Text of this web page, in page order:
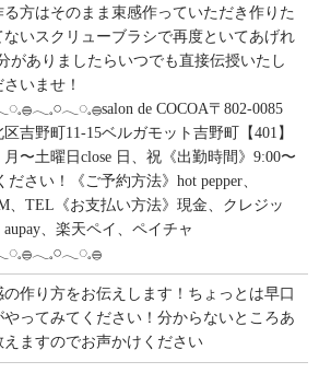
方はそのまま束感作っていただき作りた
ないスクリューブラシで再度といてあげれ
がありましたらいつでも直接伝授いたし
いませ！
de COCOA〒802-0085
吉野町11-15ベルガモット吉野町【401】
月〜土曜日close 日、祝《出勤時間》9:00〜
さい！《ご予約方法》hot pepper、
、TEL《お支払い方法》現金、クレジッ
、楽天ペイ、ペイチャ
作り方をお伝えします！ちょっとは早口
ってみてください！分からないところあ
ますのでお声かけください